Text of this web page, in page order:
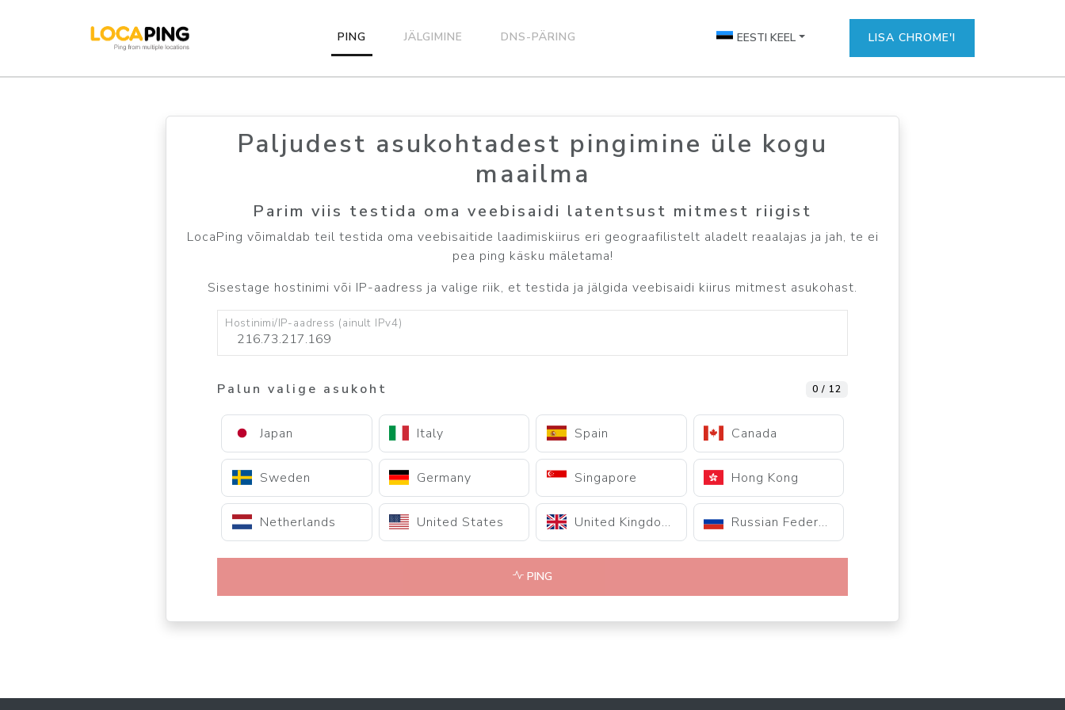
PING JÄLGIMINE DNS-PÄRING EESTI KEEL LISA CHROME'I
Paljudest asukohtadest pingimine üle kogu
maailma
Parim viis testida oma veebisaidi latentsust mitmest riigist
LocaPing võimaldab teil testida oma veebisaitide laadimiskiirus eri geograafilistelt aladelt reaalajas ja jah, te ei
pea ping käsku mäletama!
Sisestage hostinimi või IP-aadress ja valige riik, et testida ja jälgida veebisaidi kiirus mitmest asukohast.
Hostinimi/IP-aadress (ainult IPv4)
Palun valige asukoht 0 / 12
Japan Italy Spain Canada
Sweden Germany Singapore Hong Kong
Netherlands United States United Kingdom Russian Federation
PING